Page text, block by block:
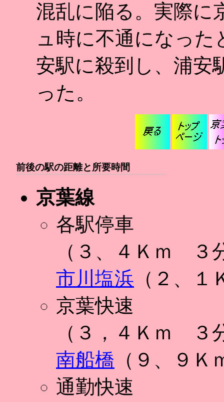
混乱に陥る。実際に
ュ時に不通になった
安駅に殺到し、浦安
った。
前後の駅の距離と所要時間
京葉線
各駅停車
（３、４Ｋｍ ３
市川塩浜 （２、
京葉快速
（３，４Ｋｍ ３
南船橋 （９、９
通勤快速